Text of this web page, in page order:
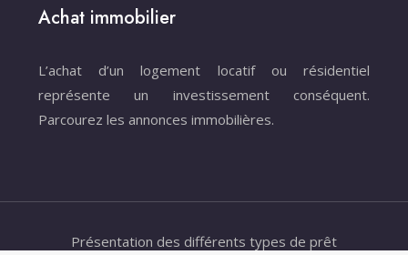
Achat immobilier
L’achat d’un logement locatif ou résidentiel
représente un investissement conséquent.
Parcourez les annonces immobilières.
Présentation des différents types de prêt